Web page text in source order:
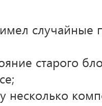
случайные
старого
несколько